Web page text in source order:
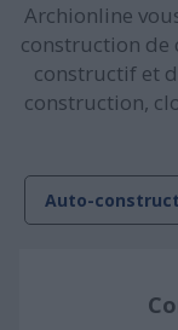
Archionline
construction de
constructif et
construction,
Auto-